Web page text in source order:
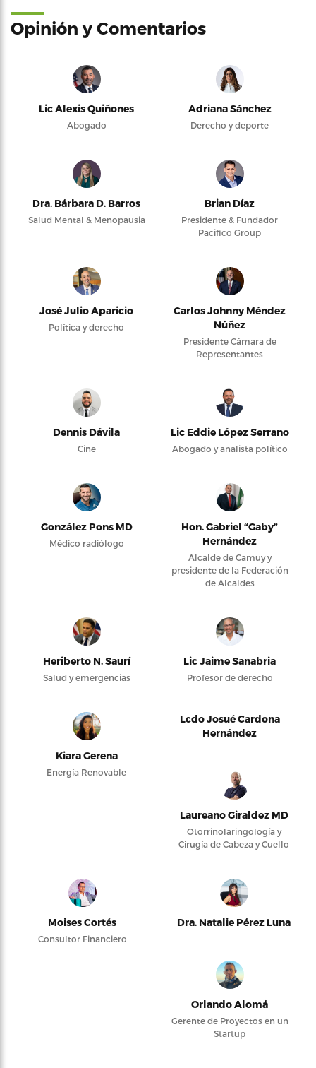
Opinión y Comentarios
Lic Alexis Quiñones
Abogado
Adriana Sánchez
Derecho y deporte
Dra. Bárbara D. Barros
Salud Mental & Menopausia
Brian Díaz
Presidente & Fundador
Pacifico Group
José Julio Aparicio
Política y derecho
Carlos Johnny Méndez
Núñez
Presidente Cámara de
Representantes
Dennis Dávila
Cine
Lic Eddie López Serrano
Abogado y analista político
González Pons MD
Médico radiólogo
Hon. Gabriel “Gaby”
Hernández
Alcalde de Camuy y
presidente de la Federación
de Alcaldes
Heriberto N. Saurí
Salud y emergencias
Lic Jaime Sanabria
Profesor de derecho
Kiara Gerena
Energía Renovable
Lcdo Josué Cardona
Hernández
Laureano Giraldez MD
Otorrinolaringología y
Cirugía de Cabeza y Cuello
Moises Cortés
Consultor Financiero
Dra. Natalie Pérez Luna
Orlando Alomá
Gerente de Proyectos en un
Startup